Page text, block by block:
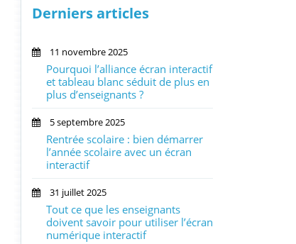
Derniers articles
11 novembre 2025
Pourquoi l’alliance écran interactif
et tableau blanc séduit de plus en
plus d’enseignants ?
5 septembre 2025
Rentrée scolaire : bien démarrer
l’année scolaire avec un écran
interactif
31 juillet 2025
Tout ce que les enseignants
doivent savoir pour utiliser l’écran
numérique interactif